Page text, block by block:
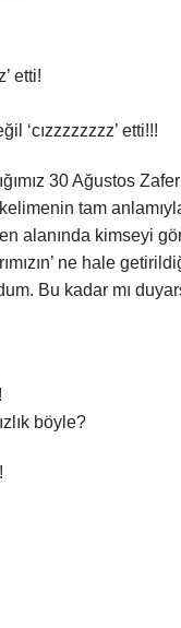
etti!
‘cızzzzzzzz’ etti!!!
30 Ağustos Zafer
kelimenin tam
alanında kimseyi
ne hale
Bu kadar mı
böyle?